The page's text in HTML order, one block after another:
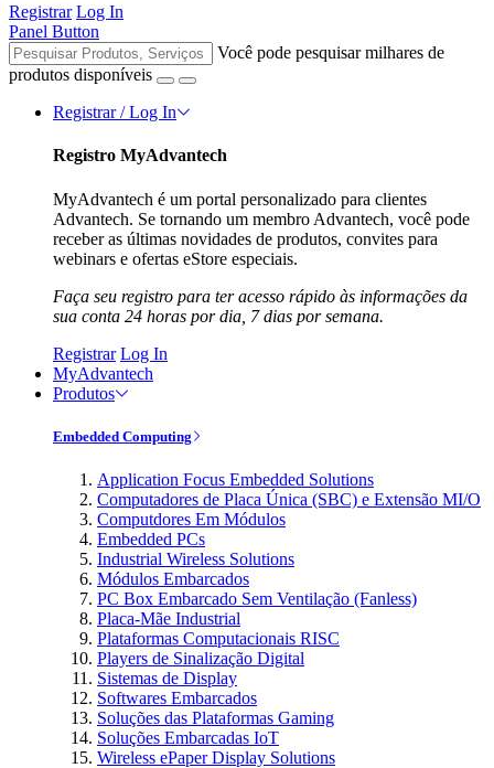
Registrar Log In
Panel Button
Você pode pesquisar milhares de
produtos disponíveis
Registrar / Log In
Registro MyAdvantech
MyAdvantech é um portal personalizado para clientes
Advantech. Se tornando um membro Advantech, você pode
receber as últimas novidades de produtos, convites para
webinars e ofertas eStore especiais.
Faça seu registro para ter acesso rápido às informações da
sua conta 24 horas por dia, 7 dias por semana.
Registrar Log In
MyAdvantech
Produtos
Embedded Computing
Application Focus Embedded Solutions
Computadores de Placa Única (SBC) e Extensão MI/O
Computdores Em Módulos
Embedded PCs
Industrial Wireless Solutions
Módulos Embarcados
PC Box Embarcado Sem Ventilação (Fanless)
Placa-Mãe Industrial
Plataformas Computacionais RISC
Players de Sinalização Digital
Sistemas de Display
Softwares Embarcados
Soluções das Plataformas Gaming
Soluções Embarcadas IoT
Wireless ePaper Display Solutions